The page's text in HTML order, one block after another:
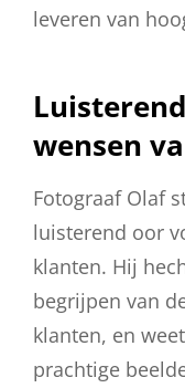
leveren van
wensen
Fotograaf Olaf
luisterend oor
klanten. Hij
begrijpen van
klanten, en
prachtige